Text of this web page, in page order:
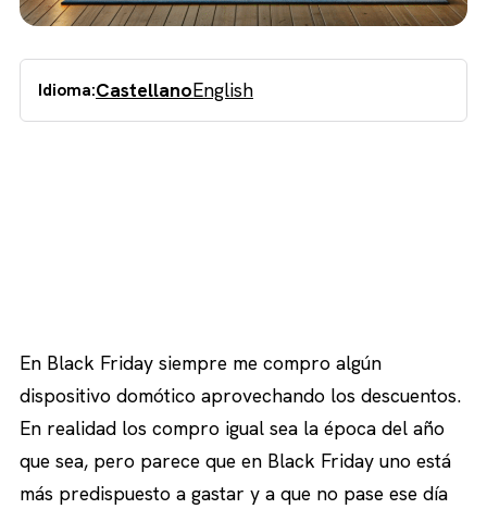
Idioma:CastellanoEnglish
En Black Friday siempre me compro algún
dispositivo domótico aprovechando los descuentos.
En realidad los compro igual sea la época del año
que sea, pero parece que en Black Friday uno está
más predispuesto a gastar y a que no pase ese día